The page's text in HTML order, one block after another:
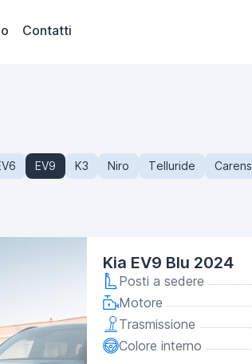
Contatti
EV9 K3 Niro Telluride Carens
Kia EV9 Blu 2024
Posti a sedere
Motore
Trasmissione
Colore interno